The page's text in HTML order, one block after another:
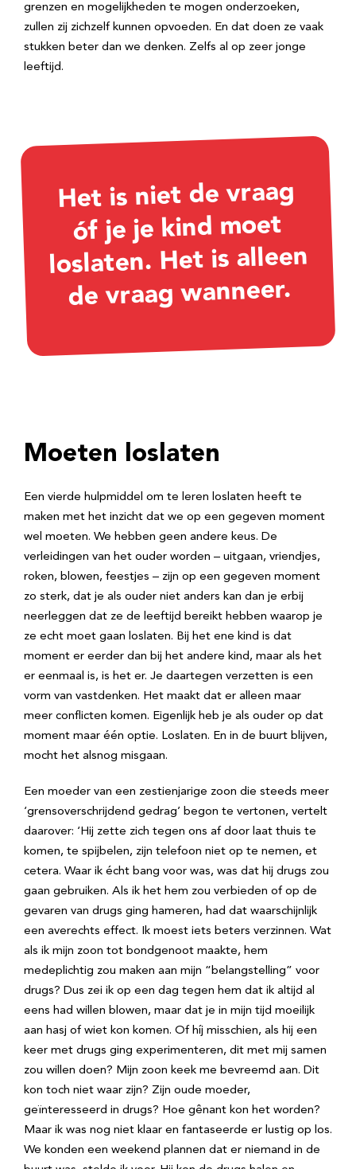
grenzen en mogelijkheden te mogen onderzoeken,
zullen zij zichzelf kunnen opvoeden. En dat doen ze vaak
stukken beter dan we denken. Zelfs al op zeer jonge
leeftijd.
Het is niet de vraag
óf je je kind moet
loslaten. Het is alleen
de vraag wanneer.
Moeten loslaten
Een vierde hulpmiddel om te leren loslaten heeft te
maken met het inzicht dat we op een gegeven moment
wel moeten. We hebben geen andere keus. De
verleidingen van het ouder worden – uitgaan, vriendjes,
roken, blowen, feestjes – zijn op een gegeven moment
zo sterk, dat je als ouder niet anders kan dan je erbij
neerleggen dat ze de leeftijd bereikt hebben waarop je
ze echt moet gaan loslaten. Bij het ene kind is dat
moment er eerder dan bij het andere kind, maar als het
er eenmaal is, is het er. Je daartegen verzetten is een
vorm van vastdenken. Het maakt dat er alleen maar
meer conflicten komen. Eigenlijk heb je als ouder op dat
moment maar één optie. Loslaten. En in de buurt blijven,
mocht het alsnog misgaan.
Een moeder van een zestienjarige zoon die steeds meer
‘grensoverschrijdend gedrag’ begon te vertonen, vertelt
daarover: ‘Hij zette zich tegen ons af door laat thuis te
komen, te spijbelen, zijn telefoon niet op te nemen, et
cetera. Waar ik écht bang voor was, was dat hij drugs zou
gaan gebruiken. Als ik het hem zou verbieden of op de
gevaren van drugs ging hameren, had dat waarschijnlijk
een averechts effect. Ik moest iets beters verzinnen. Wat
als ik mijn zoon tot bondgenoot maakte, hem
medeplichtig zou maken aan mijn “belangstelling” voor
drugs? Dus zei ik op een dag tegen hem dat ik altijd al
eens had willen blowen, maar dat je in mijn tijd moeilijk
aan hasj of wiet kon komen. Of híj misschien, als hij een
keer met drugs ging experimenteren, dit met mij samen
zou willen doen? Mijn zoon keek me bevreemd aan. Dit
kon toch niet waar zijn? Zijn oude moeder,
geïnteresseerd in drugs? Hoe gênant kon het worden?
Maar ik was nog niet klaar en fantaseerde er lustig op los.
We konden een weekend plannen dat er niemand in de